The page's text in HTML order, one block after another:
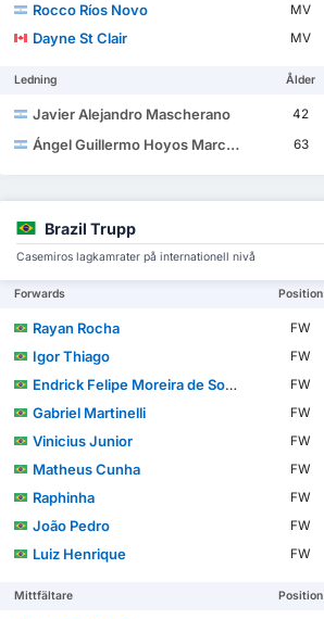
Rocco Ríos Novo MV
Dayne St Clair
MV
Ledning Ålder
Javier Alejandro Mascherano 42
Ángel Guillermo Hoyos Marchisio 63
Brazil Trupp
Casemiros lagkamrater på internationell nivå
Forwards Position
Rayan Rocha FW
Igor Thiago
FW
Endrick Felipe Moreira de Sousa
FW
Gabriel Martinelli
FW
Vinicius Junior
FW
Matheus Cunha
FW
Raphinha
FW
João Pedro
FW
Luiz Henrique
FW
Mittfältare Position